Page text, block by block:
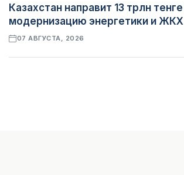
Казахстан направит 13 трлн
модернизацию энергетики и ЖКХ
07 АВГУСТА, 2026